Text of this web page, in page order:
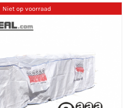
Niet op voorraad